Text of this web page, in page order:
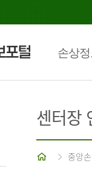
손상정
센터장
중앙